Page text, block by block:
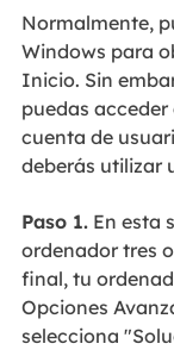
Normalmente,
Windows para
Inicio. Sin
puedas
cuenta de
deberás utilizar
Paso 1.En esta
ordenador tres
final, tu
Opciones
selecciona